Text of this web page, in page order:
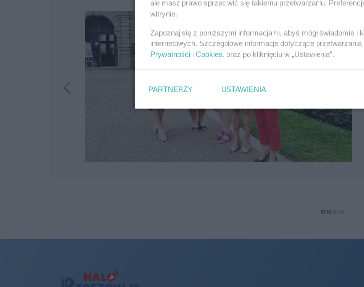
REKLAMA
ale masz prawo sprzeciwić się takiemu przetwarzaniu.
witrynie.
Zapoznaj się z poniższymi informacjami, abyś mógł świadomie
internetowych. Szczegółowe informacje dotyczące
Prywatności i Cookies. oraz po kliknięciu w „Ustawienia”.
PARTNERZY USTAWIENIA